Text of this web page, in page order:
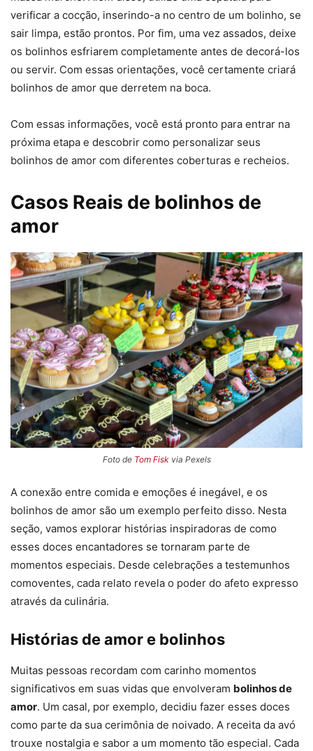
verificar a cocção, inserindo-a no centro de um bolinho, se
sair limpa, estão prontos. Por fim, uma vez assados, deixe
os bolinhos esfriarem completamente antes de decorá-los
ou servir. Com essas orientações, você certamente criará
bolinhos de amor que derretem na boca.
Com essas informações, você está pronto para entrar na
próxima etapa e descobrir como personalizar seus
bolinhos de amor com diferentes coberturas e recheios.
Casos Reais de bolinhos de
amor
Foto de Tom Fiskvia Pexels
A conexão entre comida e emoções é inegável, e os
bolinhos de amor são um exemplo perfeito disso. Nesta
seção, vamos explorar histórias inspiradoras de como
esses doces encantadores se tornaram parte de
momentos especiais. Desde celebrações a testemunhos
comoventes, cada relato revela o poder do afeto expresso
através da culinária.
Histórias de amor e bolinhos
Muitas pessoas recordam com carinho momentos
significativos em suas vidas que envolveram bolinhos de
amor. Um casal, por exemplo, decidiu fazer esses doces
como parte da sua cerimônia de noivado. A receita da avó
trouxe nostalgia e sabor a um momento tão especial. Cada